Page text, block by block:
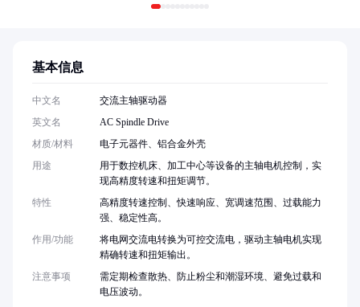
基本信息
中文名
交流主轴驱动器
英文名
AC Spindle Drive
材质/材料
电子元器件、铝合金外壳
用途
用于数控机床、加工中心等设备的主轴电机控制，实
现高精度转速和扭矩调节。
特性
高精度转速控制、快速响应、宽调速范围、过载能力
强、稳定性高。
作用/功能
将电网交流电转换为可控交流电，驱动主轴电机实现
精确转速和扭矩输出。
注意事项
需定期检查散热、防止粉尘和潮湿环境、避免过载和
电压波动。